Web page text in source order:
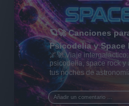
Añadir un comentario ...
🪐🚀 Canciones
Psicodelia y Space
🌌🚀 Viaje
psicodelia, space rock y
tus noches de
al firmamento y siente
esta colección para tu
✨⭐